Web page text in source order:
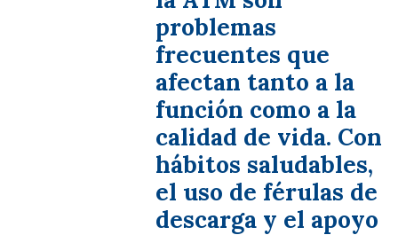
problemas
frecuentes que
afectan tanto a la
función como a la
calidad de vida. Con
hábitos saludables,
el uso de férulas de
descarga y el apoyo